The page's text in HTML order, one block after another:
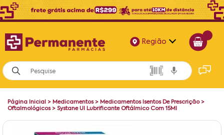
Região
Alagoas
Bahia
Paraíba
Página Inicial > Medicamentos> Medicamentos Isentos De Prescrição>
Oftalmológicos> Systane Ul Lubrificante Oftálmico Com 15Ml